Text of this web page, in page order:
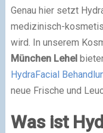
Genau hier setzt
medizinisch-
wird. In unserem
München Lehel
HydraFacial
neue Frische und
Was ist